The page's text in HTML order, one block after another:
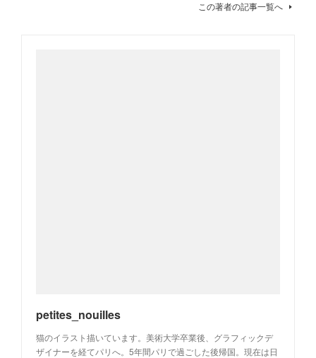
この著者の記事一覧へ
petites_nouilles
猫のイラスト描いています。美術大学卒業後、グラフィックデ
ザイナーを経てパリへ。5年間パリで過ごした後帰国。現在は日